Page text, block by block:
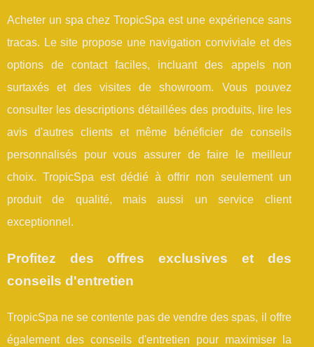
Acheter un spa chez TropicSpa est une expérience sans
tracas. Le site propose une navigation conviviale et des
options de contact faciles, incluant des appels non
surtaxés et des visites de showroom. Vous pouvez
consulter les descriptions détaillées des produits, lire les
avis d'autres clients et même bénéficier de conseils
personnalisés pour vous assurer de faire le meilleur
choix. TropicSpa est dédié à offrir non seulement un
produit de qualité, mais aussi un service client
exceptionnel.
Profitez des offres exclusives et des
conseils d'entretien
TropicSpa ne se contente pas de vendre des spas, il offre
également des conseils d'entretien pour maximiser la